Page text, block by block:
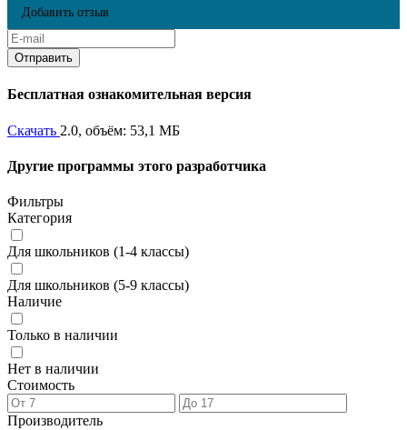
Добавить отзыв
Бесплатная ознакомительная версия
Скачать 2.0, объём: 53,1 МБ
Другие программы этого разработчика
Фильтры
Категория
Для школьников (1-4 классы)
Для школьников (5-9 классы)
Наличие
Только в наличии
Нет в наличии
Стоимость
Производитель